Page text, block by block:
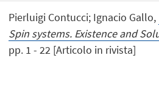
Pierluigi Contucci; Ignacio Gallo,
Spin systems. Existence and
pp. 1 - 22 [Articolo in rivista]